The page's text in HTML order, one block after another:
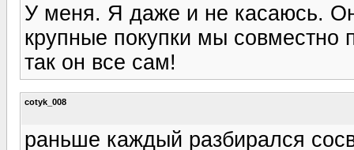
У меня. Я даже и не касаюсь. Он
крупные покупки мы совместно
так он все сам!
cotyk_008
раньше каждый разбирался